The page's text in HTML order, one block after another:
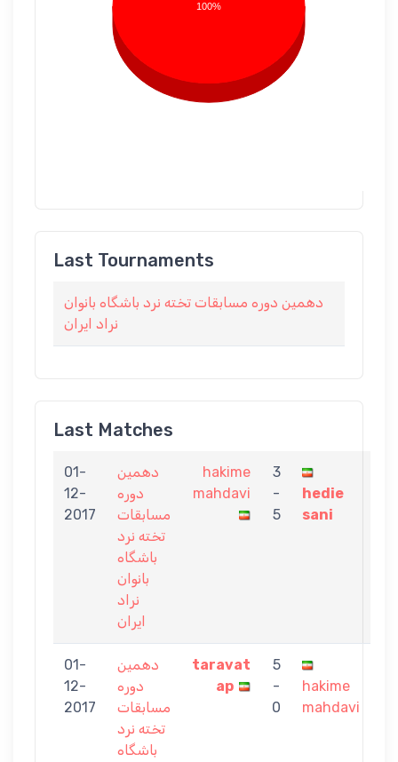
100%
Last Tournaments
دهمین دوره مسابقات تخته نرد باشگاه بانوان
نراد ایران
Last Matches
01-
12-
2017
دهمین
دوره
مسابقات
تخته نرد
باشگاه
بانوان
نراد
ایران
hakime
mahdavi
3
-
5
hedie
sani
01-
12-
2017
دهمین
دوره
مسابقات
تخته نرد
باشگاه
taravat
ap
5
-
0
hakime
mahdavi